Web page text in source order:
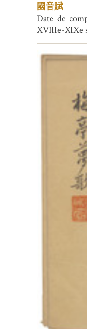
國音賦
Date de
XVIIIe-XIXe